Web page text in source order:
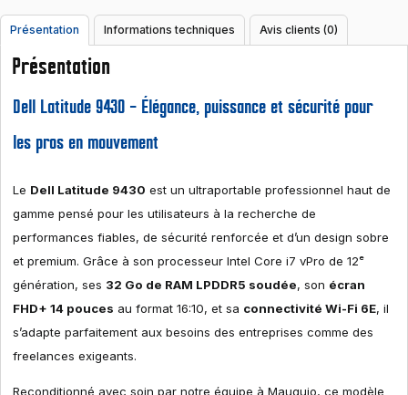
Présentation Informations techniques Avis clients (0)
Présentation
Dell Latitude 9430 – Élégance, puissance et sécurité pour
les pros en mouvement
Le Dell Latitude 9430 est un ultraportable professionnel haut de
gamme pensé pour les utilisateurs à la recherche de
performances fiables, de sécurité renforcée et d’un design sobre
et premium. Grâce à son processeur Intel Core i7 vPro de 12ᵉ
génération, ses 32 Go de RAM LPDDR5 soudée, son écran
FHD+ 14 pouces au format 16:10, et sa connectivité Wi-Fi 6E, il
s’adapte parfaitement aux besoins des entreprises comme des
freelances exigeants.
Reconditionné avec soin par notre équipe à Mauguio, ce modèle